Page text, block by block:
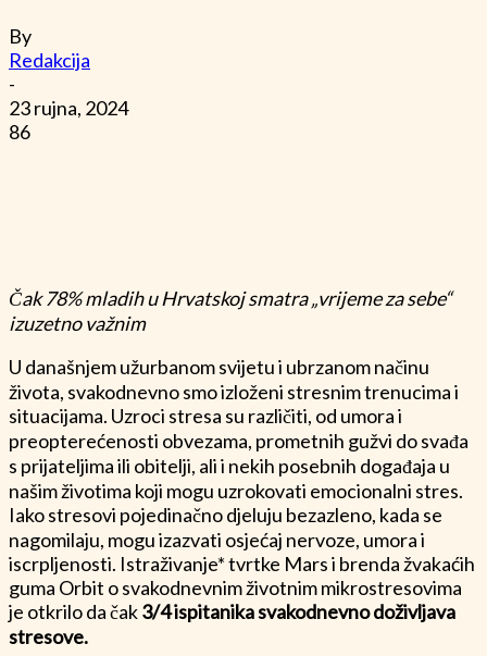
By
Redakcija
-
23 rujna, 2024
86
Čak 78% mladih u Hrvatskoj smatra „vrijeme za sebe“
izuzetno važnim
U današnjem užurbanom svijetu i ubrzanom načinu
života, svakodnevno smo izloženi stresnim trenucima i
situacijama. Uzroci stresa su različiti, od umora i
preopterećenosti obvezama, prometnih gužvi do svađa
s prijateljima ili obitelji, ali i nekih posebnih događaja u
našim životima koji mogu uzrokovati emocionalni stres.
Iako stresovi pojedinačno djeluju bezazleno, kada se
nagomilaju, mogu izazvati osjećaj nervoze, umora i
iscrpljenosti. Istraživanje* tvrtke Mars i brenda žvakaćih
guma Orbit o svakodnevnim životnim mikrostresovima
je otkrilo da čak3/4 ispitanika svakodnevno doživljava
stresove.